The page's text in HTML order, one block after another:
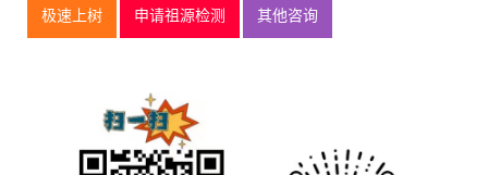
极速上树 申请祖源检测 其他咨询